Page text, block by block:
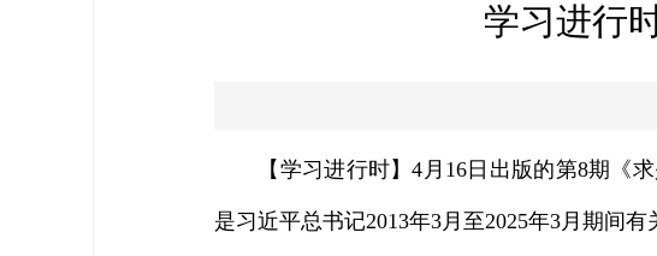
学习进行
【学习进行时】4月16日出版的第8期《求
是习近平总书记2013年3月至2025年3月期间有